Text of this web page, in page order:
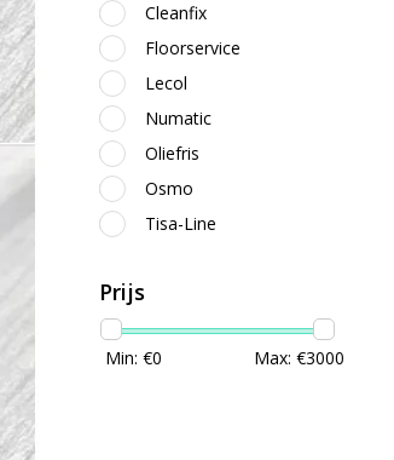
Cleanfix
Floorservice
Lecol
Numatic
Oliefris
Osmo
Tisa-Line
Prijs
Min: €0 Max: €3000